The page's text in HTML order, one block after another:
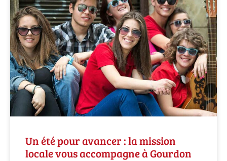
Un été pour avancer : la mission
locale vous accompagne à Gourdon